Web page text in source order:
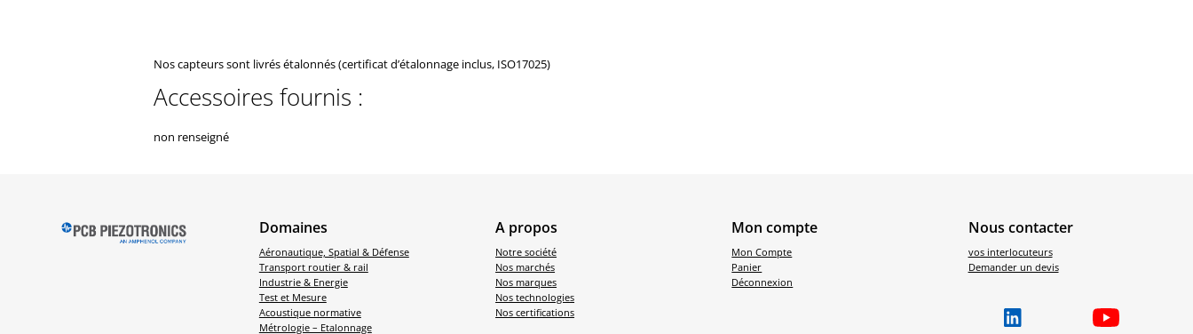
Nos capteurs sont livrés étalonnés (certificat d’étalonnage inclus, ISO17025)
Accessoires fournis :
non renseigné
Domaines
Aéronautique, Spatial & Défense
Transport routier & rail
Industrie & Energie
Test et Mesure
Acoustique normative
Métrologie – Etalonnage
A propos
Notre société
Nos marchés
Nos marques
Nos technologies
Nos certifications
Mon compte
Mon Compte
Panier
Déconnexion
Nous contacter
vos interlocuteurs
Demander un devis